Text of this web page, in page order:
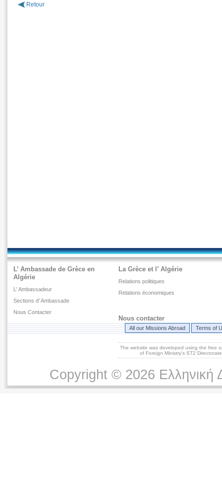
Retour
L’ Ambassade de Grèce en
Algérie
L' Ambassadeur
Sections d' Ambassade
Nous Contacter
La Grèce et l’ Algérie
Relations politiques
Relations économiques
Nous contacter
All our Missions Abroad Terms of
The website was developed using the free
of Foreign Ministry's ST2
Copyright © 2026